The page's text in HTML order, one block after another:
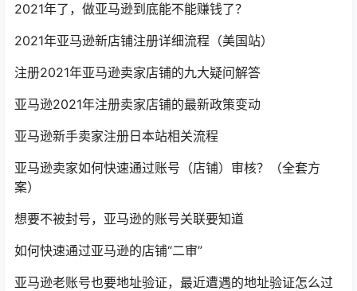
2021年了，做亚马逊到底能不能赚钱了？
2021年亚马逊新店铺注册详细流程（美国站）
注册2021年亚马逊卖家店铺的九大疑问解答
亚马逊2021年注册卖家店铺的最新政策变动
亚马逊新手卖家注册日本站相关流程
亚马逊卖家如何快速通过账号（店铺）审核？（全套方
案）
想要不被封号，亚马逊的账号关联要知道
如何快速通过亚马逊的店铺“二审”
亚马逊老账号也要地址验证，最近遭遇的地址验证怎么过